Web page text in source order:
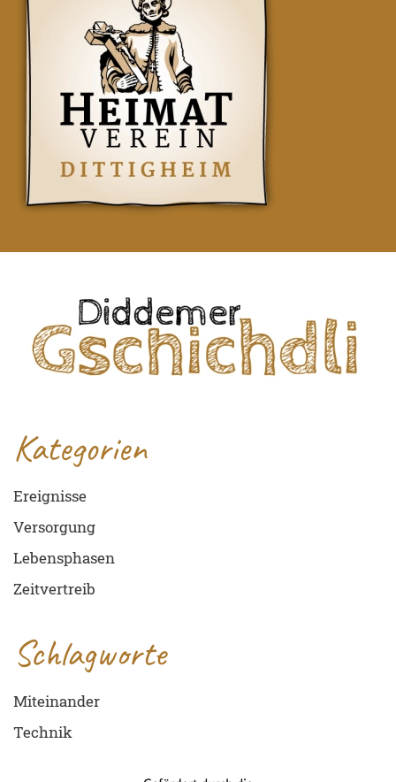
Kategorien
Ereignisse
Versorgung
Lebensphasen
Zeitvertreib
Schlagworte
Miteinander
Technik